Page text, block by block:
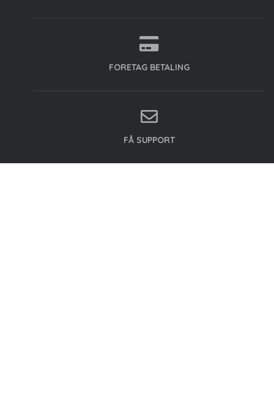
FORETAG BETALING
FÅ SUPPORT